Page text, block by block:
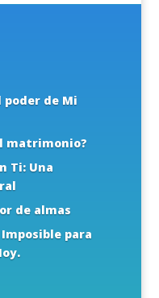
poder de Mi
matrimonio?
Ti: Una
de almas
para